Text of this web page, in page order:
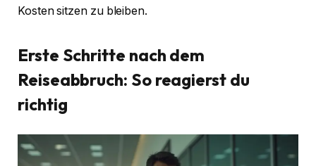
Kosten sitzen zu bleiben.
Erste Schritte nach dem
Reiseabbruch: So reagierst du
richtig